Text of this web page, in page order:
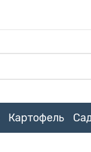
Картофель